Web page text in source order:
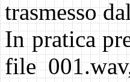
trasmesso
In pratica
file